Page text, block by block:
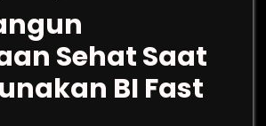
Sehat Saat
BI Fast